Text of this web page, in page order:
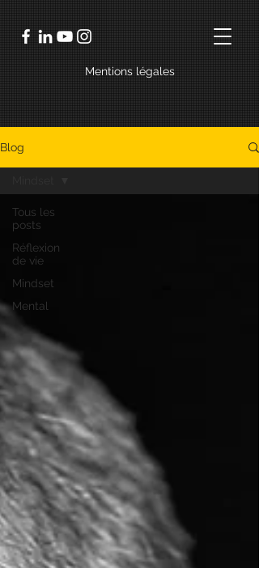
Mentions légales
Blog
Tous les
posts
Réflexion
de vie
Mindset
Mental